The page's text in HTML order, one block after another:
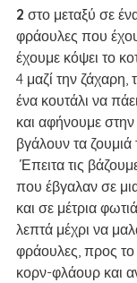
2 στο μεταξύ σε
φράουλες που
έχουμε κόψει το
4 μαζί την ζάχαρη,
ένα κουτάλι να
και αφήνουμε
βγάλουν τα ζουμιά
που έβγαλαν σε
και σε μέτρια
λεπτά μέχρι να
φράουλες, προς το
κορν-φλάουρ και